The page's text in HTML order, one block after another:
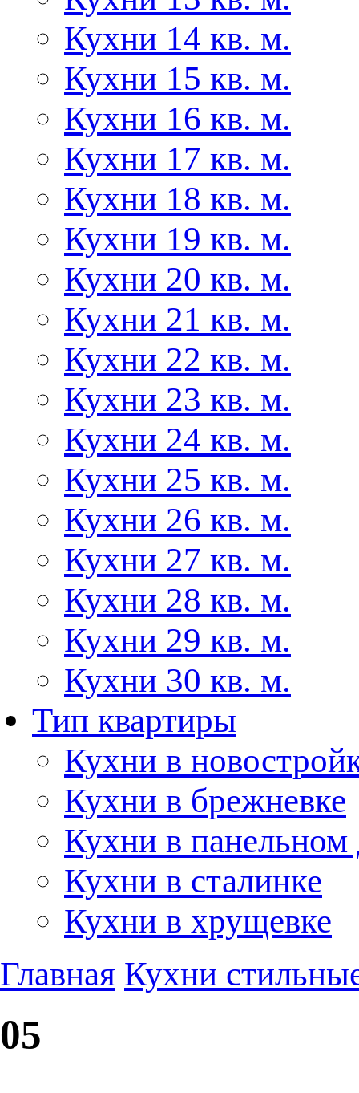
Кухни 14 кв. м.
Кухни 15 кв. м.
Кухни 16 кв. м.
Кухни 17 кв. м.
Кухни 18 кв. м.
Кухни 19 кв. м.
Кухни 20 кв. м.
Кухни 21 кв. м.
Кухни 22 кв. м.
Кухни 23 кв. м.
Кухни 24 кв. м.
Кухни 25 кв. м.
Кухни 26 кв. м.
Кухни 27 кв. м.
Кухни 28 кв. м.
Кухни 29 кв. м.
Кухни 30 кв. м.
Тип квартиры
Кухни в
Кухни в брежневке
Кухни в панельном
Кухни в сталинке
Кухни в хрущевке
Главная Кухни
05